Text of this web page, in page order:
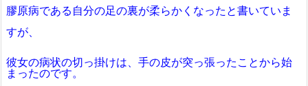
膠原病である自分の足の裏が柔らかくなったと書いていま
すが、
彼女の病状の切っ掛けは、手の皮が突っ張ったことから始
まったのです。